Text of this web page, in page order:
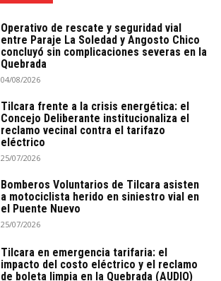
Operativo de rescate y seguridad vial
entre Paraje La Soledad y Angosto Chico
concluyó sin complicaciones severas en la
Quebrada
04/08/2026
Tilcara frente a la crisis energética: el
Concejo Deliberante institucionaliza el
reclamo vecinal contra el tarifazo
eléctrico
25/07/2026
Bomberos Voluntarios de Tilcara asisten
a motociclista herido en siniestro vial en
el Puente Nuevo
25/07/2026
Tilcara en emergencia tarifaria: el
impacto del costo eléctrico y el reclamo
de boleta limpia en la Quebrada (AUDIO)